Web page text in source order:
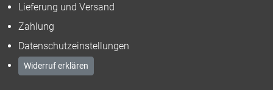
Lieferung und Versand
Zahlung
Datenschutzeinstellungen
Widerruf erklären